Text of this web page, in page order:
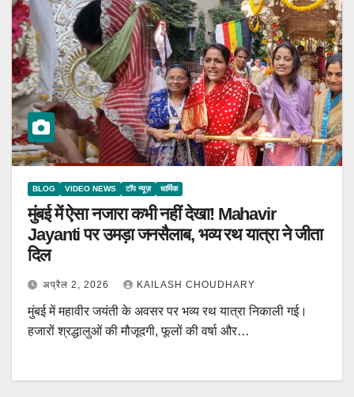
BLOG VIDEO NEWS टॉप न्यूज़ धार्मिक
मुंबई में ऐसा नजारा कभी नहीं देखा! Mahavir
Jayanti पर उमड़ा जनसैलाब, भव्य रथ यात्रा ने जीता
दिल
अप्रैल 2, 2026 KAILASH CHOUDHARY
मुंबई में महावीर जयंती के अवसर पर भव्य रथ यात्रा निकाली गई।
हजारों श्रद्धालुओं की मौजूदगी, फूलों की वर्षा और…